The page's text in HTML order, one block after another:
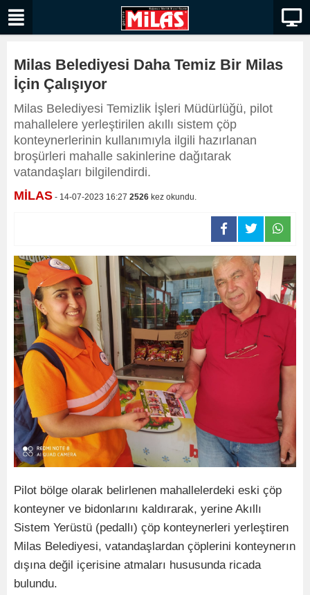
Milas Belediyesi Daha Temiz Bir Milas
İçin Çalışıyor
Milas Belediyesi Temizlik İşleri Müdürlüğü, pilot
mahallelere yerleştirilen akıllı sistem çöp
konteynerlerinin kullanımıyla ilgili hazırlanan
broşürleri mahalle sakinlerine dağıtarak
vatandaşları bilgilendirdi.
MİLAS - 14-07-2023 16:27 2526 kez okundu.
Pilot bölge olarak belirlenen mahallelerdeki eski çöp
konteyner ve bidonlarını kaldırarak, yerine Akıllı
Sistem Yerüstü (pedallı) çöp konteynerleri yerleştiren
Milas Belediyesi, vatandaşlardan çöplerini konteynerın
dışına değil içerisine atmaları hususunda ricada
bulundu.